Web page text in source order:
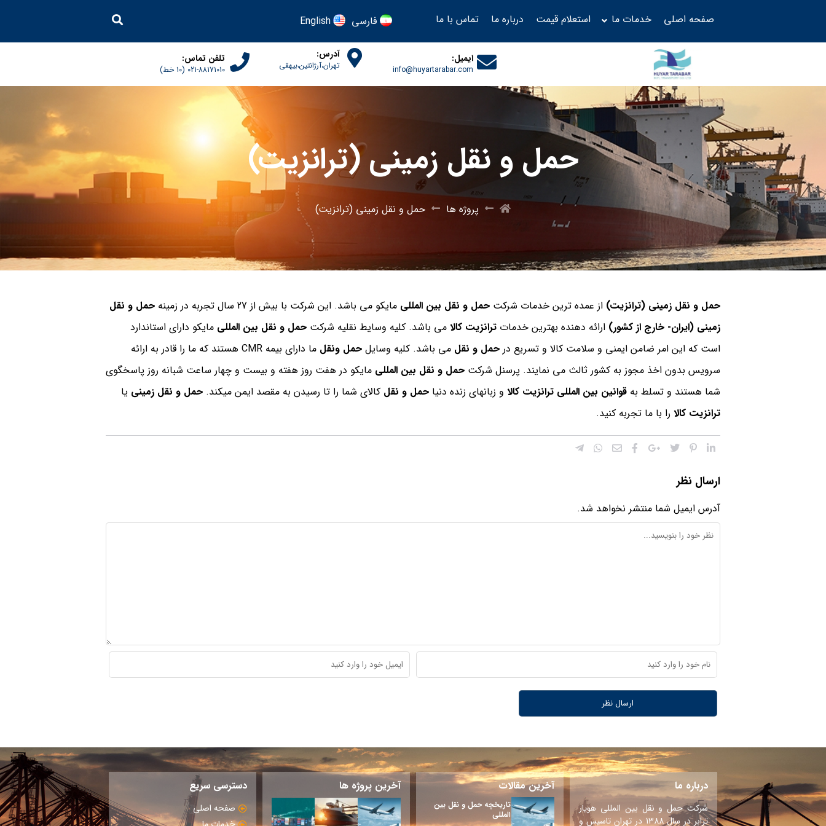
صفحه اصلی خدمات ما استعلام قیمت درباره ما تماس با ما فارسی English
ایمیل:
info@huyartarabar.com
آدرس:
تهران،آرژانتین،بیهقی
تلفن تماس:
021-88171010 (10 خط)
حمل و نقل زمینی (ترانزیت)
پروژه ها حمل و نقل زمینی (ترانزیت)
حمل و نقل زمینی (ترانزیت) از عمده ترین خدمات شرکت حمل و نقل بین المللی مایکو می باشد. این شرکت با بیش از 27 سال تجربه در زمینه
حمل و نقل
زمینی (ایران- خارج از کشور) ارائه دهنده بهترین خدمات ترانزیت کالا می باشد. کلیه وسایط نقلیه شرکت حمل و نقل بین المللی مایکو دارای استاندارد
است که این امر ضامن ایمنی و سلامت کالا و تسریع در حمل و نقل می باشد. کلیه وسایل حمل ونقل
ما دارای بیمه CMR هستند که ما را قادر به ارائه
سرویس بدون اخذ مجوز به کشور ثالث می نمایند. پرسنل شرکت حمل و نقل بین المللی مایکو در هفت روز هفته و بیست و چهار ساعت شبانه روز پاسخگوی
شما هستند و تسلط به قوانین بین المللی ترانزیت کالا و زبانهای زنده دنیا حمل و نقل کالای شما را تا رسیدن به مقصد ایمن میکند. حمل و نقل زمینی یا
ترانزیت کالا را با ما تجربه کنید.
ارسال نظر
آدرس ایمیل شما منتشر نخواهد شد.
درباره ما
شرکت حمل و نقل بین المللی هویار
ترابر در سال 1388 در تهران تاسیس و
آخرین مقالات
تاریخچه حمل و نقل بین
المللی
آخرین پروژه ها دسترسی سریع
صفحه اصلی